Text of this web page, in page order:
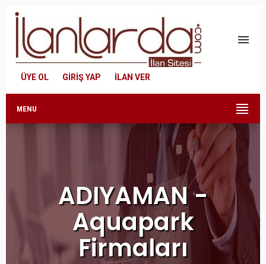
menu
ÜYE OL GİRİŞ YAP İLAN VER
MENU
ADIYAMAN -
Aquapark
Firmaları